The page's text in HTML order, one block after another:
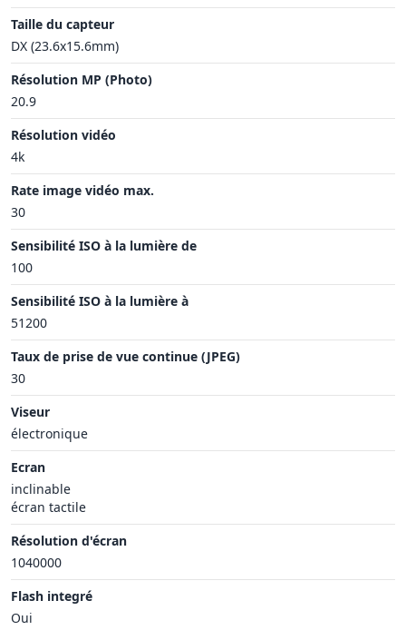
Taille du capteur
DX (23.6x15.6mm)
Résolution MP (Photo)
20.9
Résolution vidéo
4k
Rate image vidéo max.
30
Sensibilité ISO à la lumière de
100
Sensibilité ISO à la lumière à
51200
Taux de prise de vue continue (JPEG)
30
Viseur
électronique
Ecran
inclinable
écran tactile
Résolution d'écran
1040000
Flash integré
Oui